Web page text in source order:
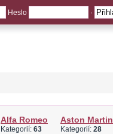
Heslo ·
Alfa Romeo
Kategorií: 63
Aston Martin
Kategorií: 28